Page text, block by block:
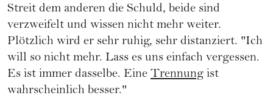
Streit dem anderen die Schuld, beide sind
verzweifelt und wissen nicht mehr weiter.
Plötzlich wird er sehr ruhig, sehr distanziert. "Ich
will so nicht mehr. Lass es uns einfach vergessen.
Es ist immer dasselbe. Eine Trennung ist
wahrscheinlich besser."